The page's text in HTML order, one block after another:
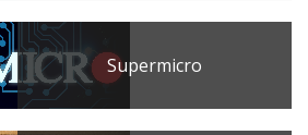
Supermicro